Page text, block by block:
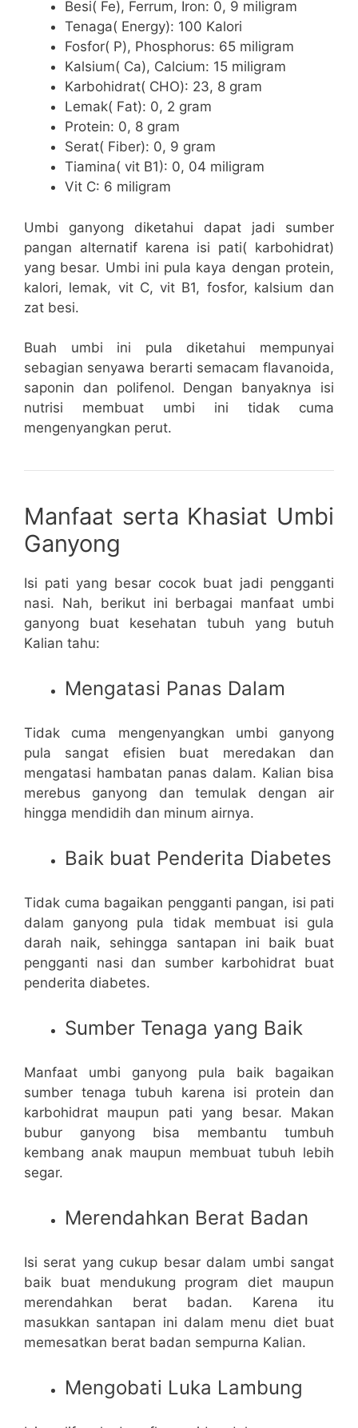
Besi( Fe), Ferrum, Iron: 0, 9 miligram
Tenaga( Energy): 100 Kalori
Fosfor( P), Phosphorus: 65 miligram
Kalsium( Ca), Calcium: 15 miligram
Karbohidrat( CHO): 23, 8 gram
Lemak( Fat): 0, 2 gram
Protein: 0, 8 gram
Serat( Fiber): 0, 9 gram
Tiamina( vit B1): 0, 04 miligram
Vit C: 6 miligram
Umbi ganyong diketahui dapat jadi sumber
pangan alternatif karena isi pati( karbohidrat)
yang besar. Umbi ini pula kaya dengan protein,
kalori, lemak, vit C, vit B1, fosfor, kalsium dan
zat besi.
Buah umbi ini pula diketahui mempunyai
sebagian senyawa berarti semacam flavanoida,
saponin dan polifenol. Dengan banyaknya isi
nutrisi membuat umbi ini tidak cuma
mengenyangkan perut.
Manfaat serta Khasiat Umbi
Ganyong
Isi pati yang besar cocok buat jadi pengganti
nasi. Nah, berikut ini berbagai manfaat umbi
ganyong buat kesehatan tubuh yang butuh
Kalian tahu:
Mengatasi Panas Dalam
Tidak cuma mengenyangkan umbi ganyong
pula sangat efisien buat meredakan dan
mengatasi hambatan panas dalam. Kalian bisa
merebus ganyong dan temulak dengan air
hingga mendidih dan minum airnya.
Baik buat Penderita Diabetes
Tidak cuma bagaikan pengganti pangan, isi pati
dalam ganyong pula tidak membuat isi gula
darah naik, sehingga santapan ini baik buat
pengganti nasi dan sumber karbohidrat buat
penderita diabetes.
Sumber Tenaga yang Baik
Manfaat umbi ganyong pula baik bagaikan
sumber tenaga tubuh karena isi protein dan
karbohidrat maupun pati yang besar. Makan
bubur ganyong bisa membantu tumbuh
kembang anak maupun membuat tubuh lebih
segar.
Merendahkan Berat Badan
Isi serat yang cukup besar dalam umbi sangat
baik buat mendukung program diet maupun
merendahkan berat badan. Karena itu
masukkan santapan ini dalam menu diet buat
memesatkan berat badan sempurna Kalian.
Mengobati Luka Lambung